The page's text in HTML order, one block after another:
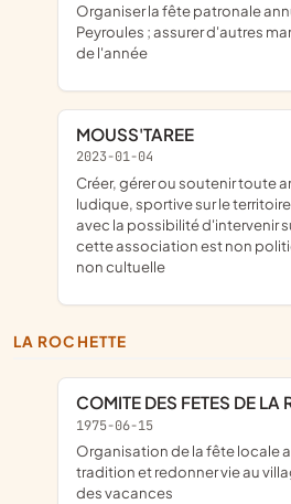
organiser la fête patronale annuelle de la Bâtie-de-
Peyroules ; assurer d'autres
de l'année
MOUSS'TAREE
2023-01-04
créer, gérer ou soutenir toute animation culturelle,
ludique, sportive sur le
avec la possibilité d'intervenir
cette association est non
non cultuelle
LA ROCHETTE
COMITE DES FETES DE LA
1975-06-15
organisation de la fête locale annuelle, continuer la
tradition et redonner vie au
des vacances